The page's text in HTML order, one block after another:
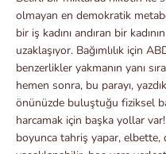
olmayan en demokratik
bir iş kadını andıran bir
uzaklaşıyor. Bağımlılık için
benzerlikler yakmanın yanı
hemen sonra, bu parayı,
önünüzde buluştuğu fiziksel
harcamak için başka yollar
boyunca tahriş yapar, elbette,